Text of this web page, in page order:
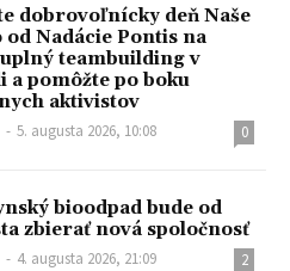
dobrovoľnícky deň Naše
od Nadácie Pontis na
teambuilding v
a pomôžte po boku
aktivistov
- 5. augusta 2026, 10:08 0
bioodpad bude od
zbierať nová spoločnosť
- 4. augusta 2026, 21:09 2